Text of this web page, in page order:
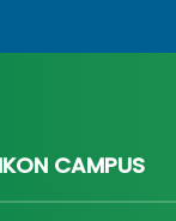
CAMPUS